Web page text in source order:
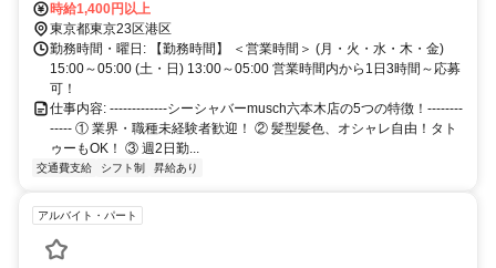
時給1,400円以上
東京都東京23区港区
勤務時間・曜日: 【勤務時間】 ＜営業時間＞ (月・火・水・木・金)
15:00～05:00 (土・日) 13:00～05:00 営業時間内から1日3時間～応募
可！
仕事内容: -------------シーシャバーmusch六本木店の5つの特徴！--------
----- ① 業界・職種未経験者歓迎！ ② 髪型髪色、オシャレ自由！タト
ゥーもOK！ ③ 週2日勤...
交通費支給 シフト制 昇給あり
アルバイト・パート